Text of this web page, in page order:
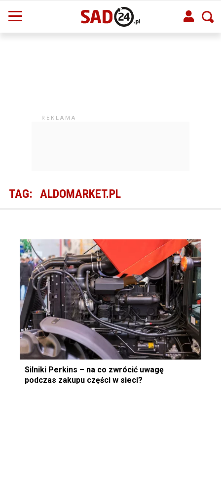
TAG: ALDOMARKET.PL
Silniki Perkins – na co zwrócić uwagę
podczas zakupu części w sieci?